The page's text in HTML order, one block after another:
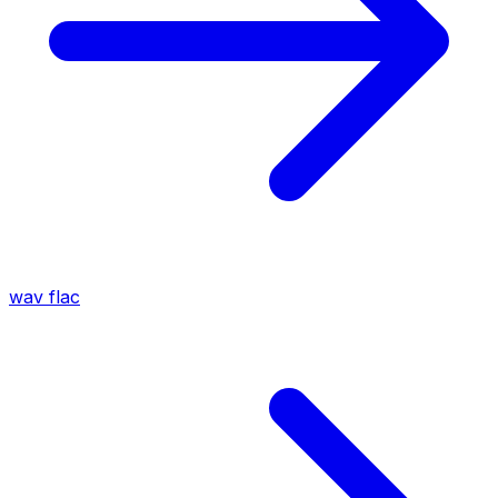
wav flac